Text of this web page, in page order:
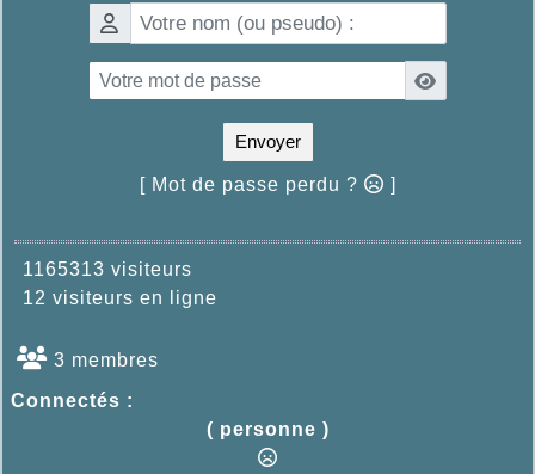
Envoyer
[ Mot de passe perdu ? ]
1165313 visiteurs
12 visiteurs en ligne
3 membres
Connectés :
( personne )